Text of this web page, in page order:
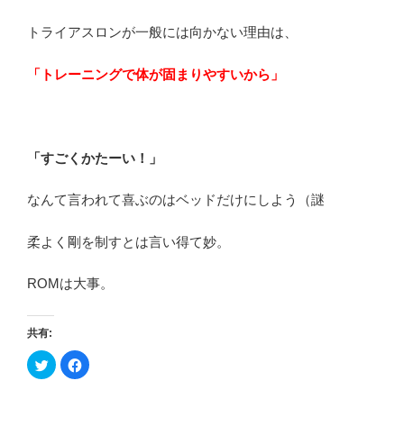
トライアスロンが一般には向かない理由は、
「トレーニングで体が固まりやすいから」
「すごくかたーい！」
なんて言われて喜ぶのはベッドだけにしよう（謎
柔よく剛を制すとは言い得て妙。
ROMは大事。
共有:
ク
リ
F
a